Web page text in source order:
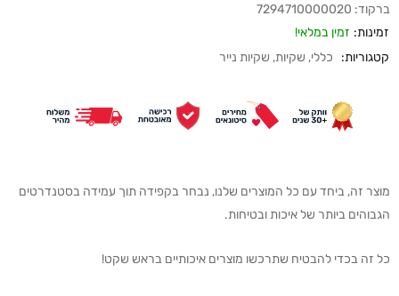
ברקוד: 7294710000020
זמינות: זמין במלאי!
קטגוריות:
כללי, שקיות, שקיות נייר
מוצר זה, ביחד עם כל המוצרים שלנו, נבחר בקפידה תוך עמידה בסטנדרטים
הגבוהים ביותר של איכות ובטיחות.
כל זה בכדי להבטיח שתרכשו מוצרים איכותיים בראש שקט!